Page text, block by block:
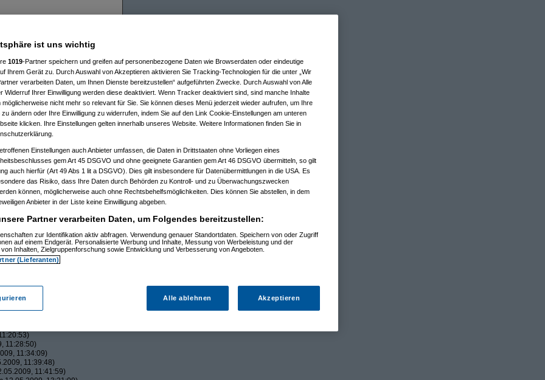
Samsung ist eigentlich noch nicht
11:38:17)
11:49:47)
12.05.2009, 13:26:25)
11:28:50)
11:34:09)
11:39:48)
11:41:59)
ist uns wichtig
1019-Partner speichern und greifen auf personenbezogene Daten wie Browserdaten oder eindeutige
Ihrem Gerät zu. Durch Auswahl von Akzeptieren aktivieren Sie Tracking-Technologien für die unter „Wir
verarbeiten Daten, um Ihnen Dienste bereitzustellen“ aufgeführten Zwecke. Durch Auswahl von Alle
Widerruf Ihrer Einwilligung werden diese deaktiviert. Wenn Tracker deaktiviert sind, sind manche Inhalte
möglicherweise nicht mehr so relevant für Sie. Sie können dieses Menü jederzeit wieder aufrufen, um Ihre
zu ändern oder Ihre Einwilligung zu widerrufen, indem Sie auf den Link Cookie-Einstellungen am unteren
klicken. Ihre Einstellungen gelten innerhalb unseres Website. Weitere Informationen finden Sie in
Einstellungen auch Anbieter umfassen, die Daten in Drittstaaten ohne Vorliegen eines
gem Art 45 DSGVO und ohne geeignete Garantien gem Art 46 DSGVO übermitteln, so gilt
auch hierfür (Art 49 Abs 1 lit a DSGVO). Dies gilt insbesondere für Datenübermittlungen in die USA. Es
das Risiko, dass Ihre Daten durch Behörden zu Kontroll- und zu Überwachungszwecken
können, möglicherweise auch ohne Rechtsbehelfsmöglichkeiten. Dies können Sie abstellen, in dem
Anbieter in der Liste keine Einwilligung abgeben.
Partner verarbeiten Daten, um Folgendes bereitzustellen:
zur Identifikation aktiv abfragen. Verwendung genauer Standortdaten. Speichern von oder Zugriff
auf einem Endgerät. Personalisierte Werbung und Inhalte, Messung von Werbeleistung und der
Inhalten, Zielgruppenforschung sowie Entwicklung und Verbesserung von Angeboten.
(Lieferanten)
Alle ablehnen Akzeptieren